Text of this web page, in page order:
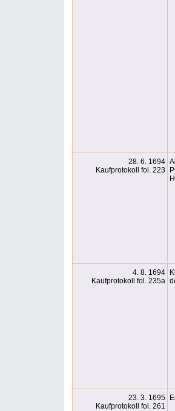
28. 6. 1694
Kaufprotokoll fol. 223
4. 8. 1694
Kaufprotokoll fol. 235a
23. 3. 1695
Kaufprotokoll fol. 261